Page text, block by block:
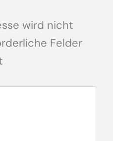
wird nicht
Felder